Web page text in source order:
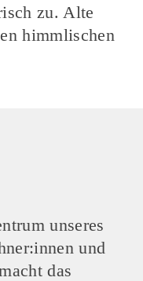
zu. Alte
himmlischen
unseres
und
das